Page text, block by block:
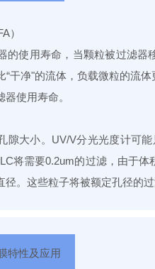
）
的使用寿命，当颗粒被过滤器
“干净"的流体，负载微粒的流
使用寿命。
隙大小。UV/V分光光度计可
将需要0.2um的过滤，由于
。这些粒子将被额定孔径的过
特性及应用